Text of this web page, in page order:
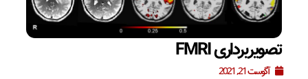
تصویربرداری FMRI
آگوست 21, 2021